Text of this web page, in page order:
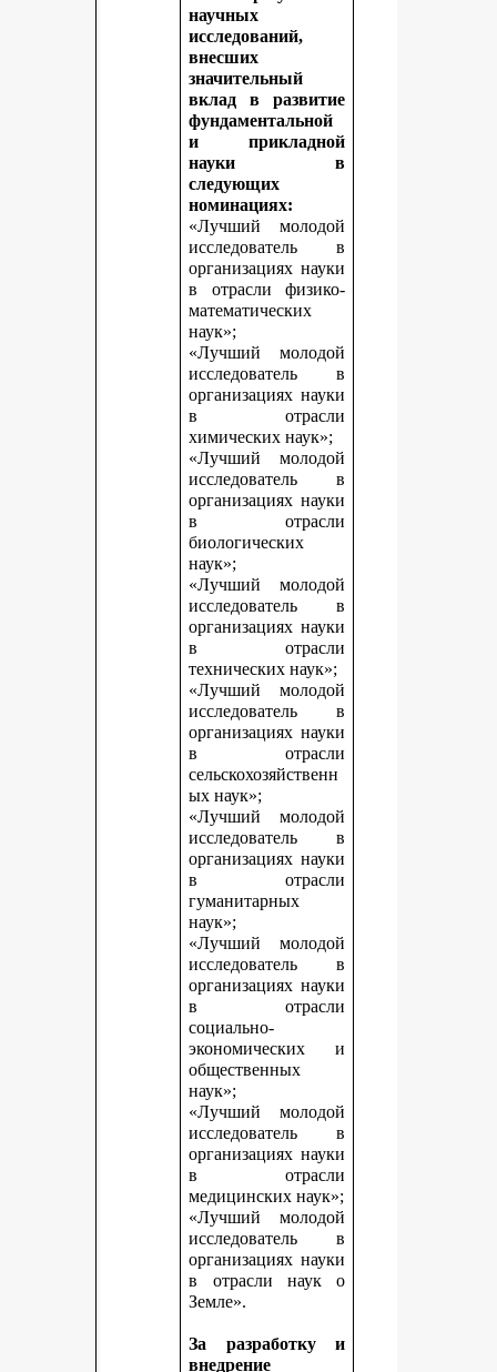
научных
исследований,
внесших
значительный
вклад в развитие
фундаментальной
и прикладной
науки в
следующих
номинациях:
«Лучший молодой
исследователь в
организациях науки
в отрасли физико-
математических
наук»;
«Лучший молодой
исследователь в
организациях науки
в отрасли
химических наук»;
«Лучший молодой
исследователь в
организациях науки
в отрасли
биологических
наук»;
«Лучший молодой
исследователь в
организациях науки
в отрасли
технических наук»;
«Лучший молодой
исследователь в
организациях науки
в отрасли
сельскохозяйственн
ых наук»;
«Лучший молодой
исследователь в
организациях науки
в отрасли
гуманитарных
наук»;
«Лучший молодой
исследователь в
организациях науки
в отрасли
социально-
экономических и
общественных
наук»;
«Лучший молодой
исследователь в
организациях науки
в отрасли
медицинских наук»;
«Лучший молодой
исследователь в
организациях науки
в отрасли наук о
Земле».
За разработку и
внедрение